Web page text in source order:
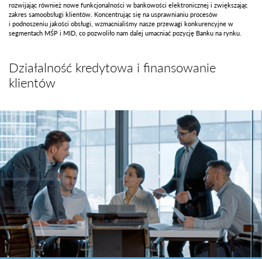
rozwijając również nowe funkcjonalności w bankowości elektronicznej i zwiększając
zakres samoobsługi klientów. Koncentrując się na usprawnianiu procesów
i podnoszeniu jakości obsługi, wzmacnialiśmy nasze przewagi konkurencyjne w
segmentach MŚP i MID, co pozwoliło nam dalej umacniać pozycję Banku na rynku.
Działalność kredytowa i finansowanie
klientów